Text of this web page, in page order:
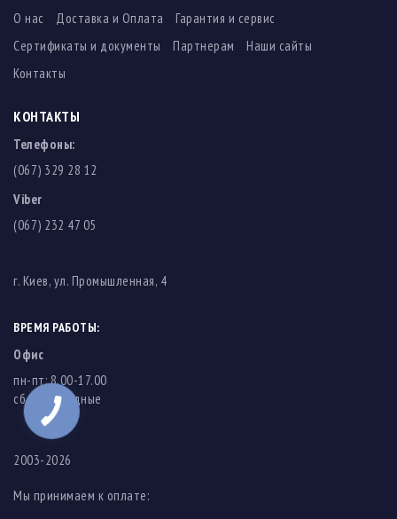
О нас Доставка и Оплата
Гарантия и сервис
Сертификаты и документы
Партнерам
Наши сайты
Контакты
КОНТАКТЫ
Телефоны:
(067) 329 28 12
Viber
(067) 232 47 05
г. Киев, ул. Промышленная, 4
ВРЕМЯ РАБОТЫ:
Офис
пн-пт: 8.00-17.00
cб-вс: выходные
2003-2026
Мы принимаем к оплате: